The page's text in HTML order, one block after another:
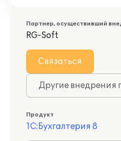
Партнер, осуществивший
RG-Soft
Связаться
Другие внедрения
Продукт
1С:Бухгалтерия 8